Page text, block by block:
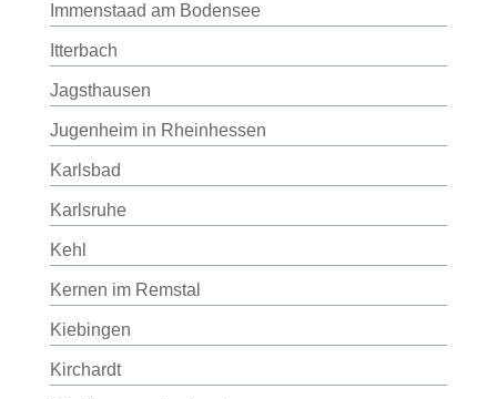
Immenstaad am Bodensee
Itterbach
Jagsthausen
Jugenheim in Rheinhessen
Karlsbad
Karlsruhe
Kehl
Kernen im Remstal
Kiebingen
Kirchardt